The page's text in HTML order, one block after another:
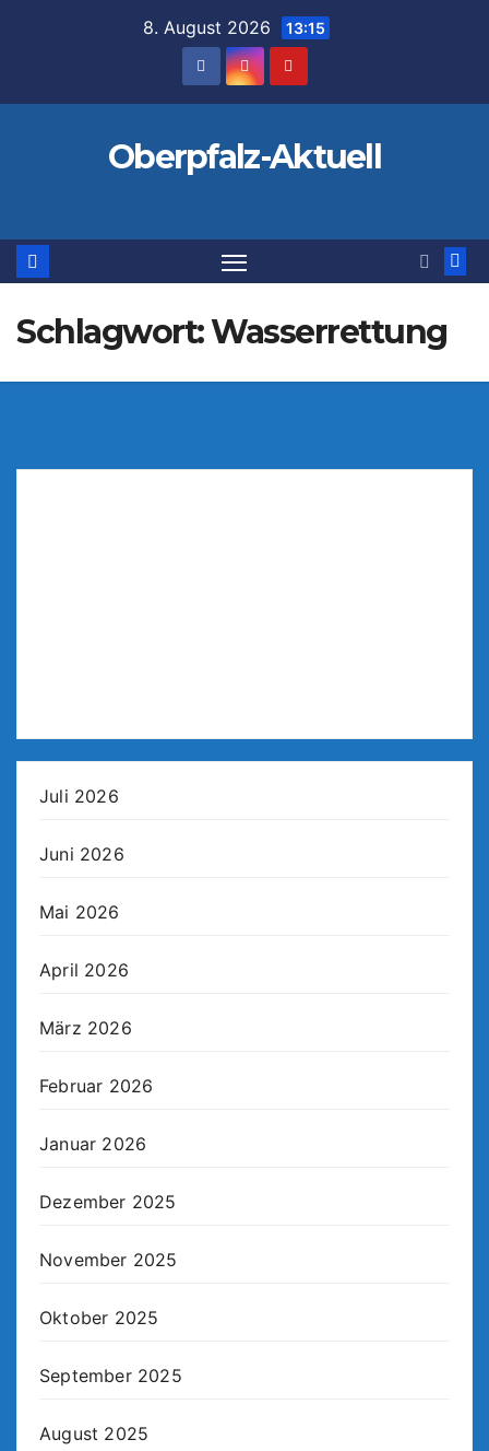
8. August 2026 13:15
Oberpfalz-Aktuell
Schlagwort:Wasserrettung
Juli 2026
Juni 2026
Mai 2026
April 2026
März 2026
Februar 2026
Januar 2026
Dezember 2025
November 2025
Oktober 2025
September 2025
August 2025